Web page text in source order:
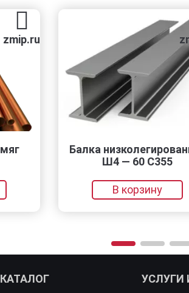
zmip.ru
Балка низколегированная
Ш4 — 60 С355
В корзину
КАТАЛОГ
УСЛУГИ